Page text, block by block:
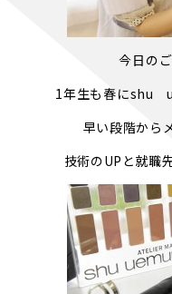
今日の
1年生も春にshu
早い段階から
技術のUPと就職